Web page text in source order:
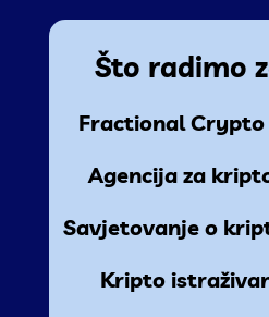
Što radimo
Fractional Crypto
Agencija za
Savjetovanje o
Kripto